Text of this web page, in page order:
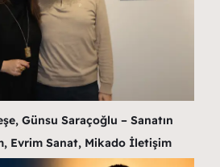
Günsu Saraçoğlu – Sanatın
Evrim Sanat, Mikado İletişim